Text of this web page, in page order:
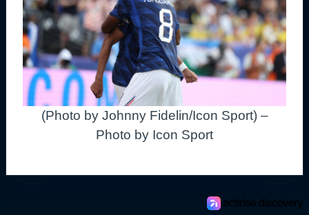
(Photo by Johnny Fidelin/Icon Sport) –
Photo by Icon Sport